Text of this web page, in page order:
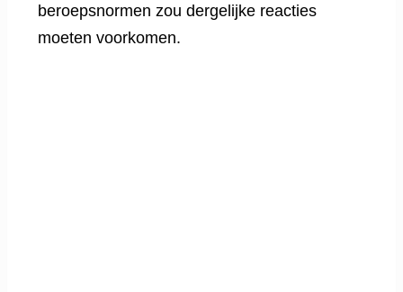
beroepsnormen zou dergelijke reacties
moeten voorkomen.